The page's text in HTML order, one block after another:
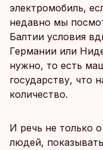
электромобиль,
недавно мы
Балтии условия
Германии или
нужно, то есть
государству, что
количество.
И речь не только
людей,